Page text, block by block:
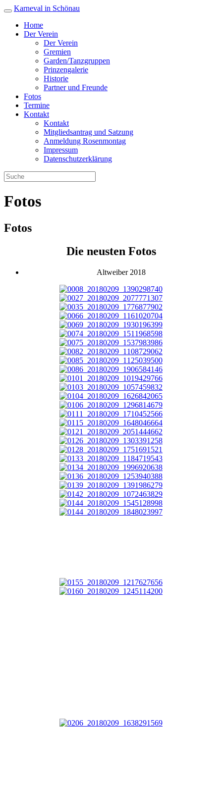
Karneval in Schönau
Home
Der Verein
Der Verein
Gremien
Garden/Tanzgruppen
Prinzengalerie
Historie
Partner und Freunde
Fotos
Termine
Kontakt
Kontakt
Mitgliedsantrag und Satzung
Anmeldung Rosenmontag
Impressum
Datenschutzerklärung
Fotos
Fotos
Die neusten Fotos
Altweiber 2018